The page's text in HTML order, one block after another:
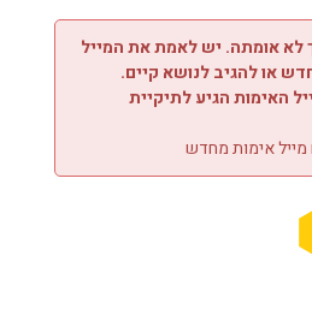
לא אומתה. יש לאמת את המייל
או להגיב לנושא קיים.
האימות הגיע לתיקיית
מייל אימות מחדש